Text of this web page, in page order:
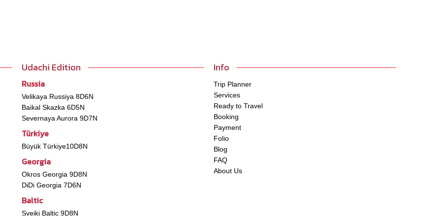
Udachi Edition
Russia
Velikaya Russiya 8D6N
Baikal Skazka 6D5N
Severnaya Aurora 9D7N
Türkiye
Büyük Türkiye10D8N
Georgia
Okros Georgia 9D8N
DiDi Georgia 7D6N
Baltic
Sveiki Baltic 9D8N
Info
Trip Planner
Services
Ready to Travel
Booking
Payment
Folio
Blog
FAQ
About Us